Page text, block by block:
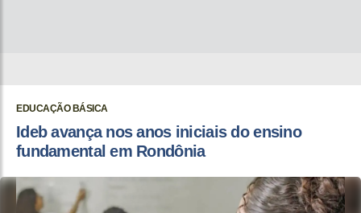
EDUCAÇÃO BÁSICA
Ideb avança nos anos iniciais do ensino
fundamental em Rondônia